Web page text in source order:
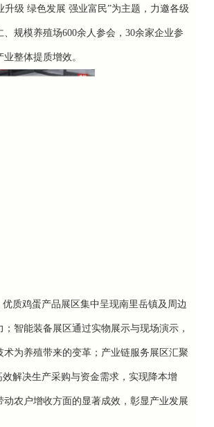
升级 绿色发展 强业富民”为主题，力邀各级
规模养殖场600余 人参会， 30余家企业参
整体提质增效。
优质鸡蛋产品展区集中呈现南里岳镇及周边
智能装备展区通过实物展示与现场演示，
为养殖带来的变革； 产业链服务展区汇聚
解决生产采购与资金需求，实现降本增
农户增收方面的显著成效，彰显产业发展